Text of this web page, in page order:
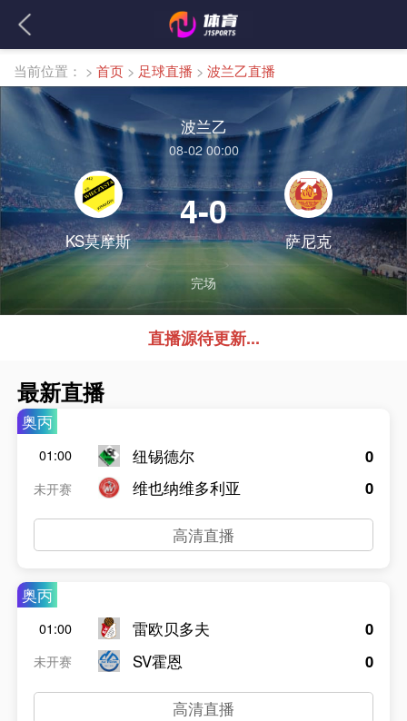
当前位置： > 首页 > 足球直播 > 波兰乙直播
波兰乙
08-02 00:00
KS莫摩斯
4-0
萨尼克
完场
直播源待更新...
最新直播
奥丙
01:00
未开赛
纽锡德尔
维也纳维多利亚
0
0
高清直播
奥丙
01:00
未开赛
雷欧贝多夫
SV霍恩
0
0
高清直播